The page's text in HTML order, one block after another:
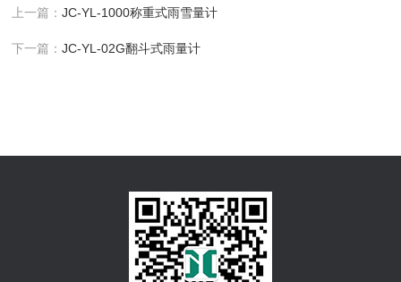
上一篇：JC-YL-1000称重式雨雪量计
下一篇：JC-YL-02G翻斗式雨量计